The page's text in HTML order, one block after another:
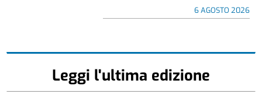
6 AGOSTO 2026
Leggi l'ultima edizione